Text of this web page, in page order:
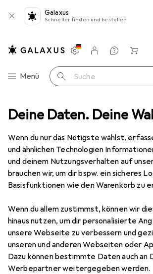
Deine Daten. Deine
Wenn du nur das Nötigste wählst,
und ähnlichen Technologien
und deinem Nutzungsverhalten auf
brauchen wir, um dir bspw. ein sicheres
Basisfunktionen wie den Warenkorb zu
Wenn du allem zustimmst, können wir
hinaus nutzen, um dir personalisierte
unsere Webseite zu verbessern und
unseren und anderen Webseiten oder
Dazu können bestimmte Daten auch an
Werbepartner weitergegeben werden.
Galaxus
Schneller finden und bestellen
Navigation nach Kategorien
Menü Suche
Einstellungen
Kundenkonto
Vergleichslisten
Merklisten
Warenkorb
Schubladenauszüge Fulterer Teilauszüge
FultererTeilauszüge
Zubehör für Fulterer
FR 2071
Hier findest du passendes Zubehör
Teilauszüge FR 2071 aus der Kategorie
Schubladenauszüge.
Relevanz